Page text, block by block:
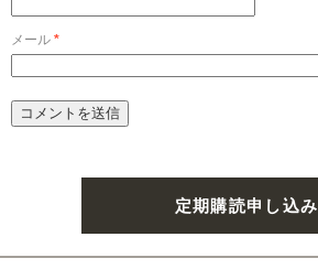
メール *
定期購読申し込み